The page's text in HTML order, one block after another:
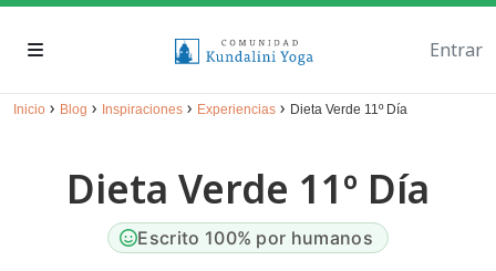
Entrar
Inicio › Blog › Inspiraciones › Experiencias › Dieta Verde 11º Día
Dieta Verde 11º Día
Escrito 100% por humanos